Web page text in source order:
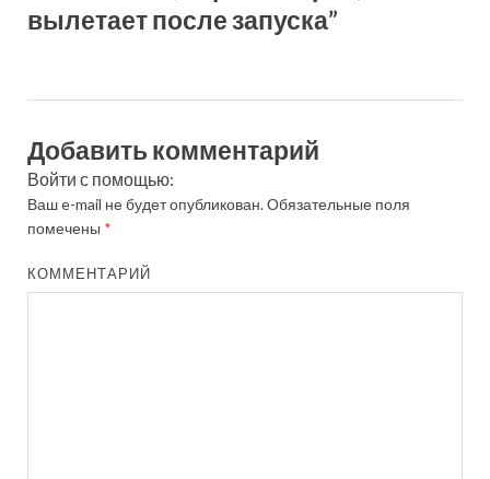
вылетает после запуска”
Добавить комментарий
Войти с помощью:
Ваш e-mail не будет опубликован.Обязательные поля
помечены *
КОММЕНТАРИЙ